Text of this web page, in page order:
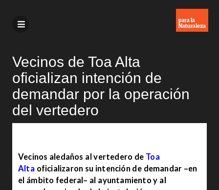
Vecinos de Toa Alta
oficializan intención de
demandar por la operación
del vertedero
Vecinos aledaños al vertedero de Toa
Alta oficializaron su intención de demandar –en
el ámbito federal– al ayuntamiento y al